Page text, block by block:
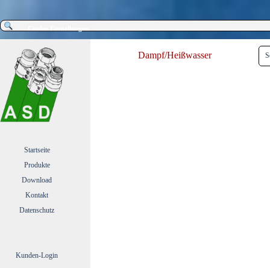
Menü überspringen
Startseite
Produkte
Download
Kontakt
Datenschutz
Kunden-Login
Dampf/Heißwasser